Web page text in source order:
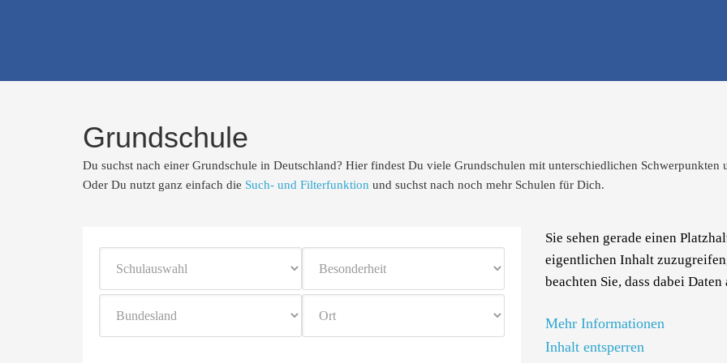
Die richtige Schule finden - dein Infoportal zur
Grundschule
Du suchst nach einer Grundschule in Deutschland? Hier findest Du viele Grundschulen mit unterschiedlichen Schwerpunkten
Oder Du nutzt ganz einfach die Such- und Filterfunktion und suchst nach noch mehr Schulen für Dich.
Sie sehen gerade einen
eigentlichen Inhalt
beachten Sie, dass dabei
Mehr Informationen
Inhalt entsperren